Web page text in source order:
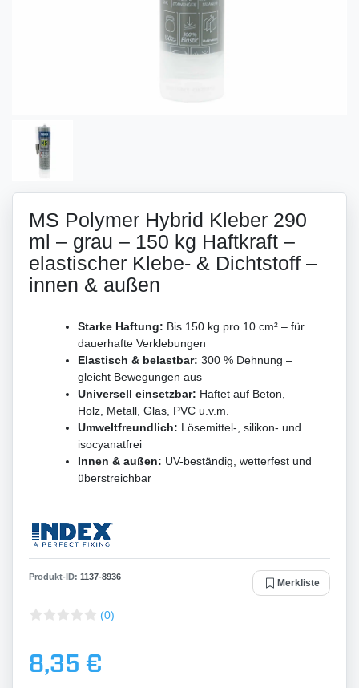
MS Polymer Hybrid Kleber 290
ml – grau – 150 kg Haftkraft –
elastischer Klebe- & Dichtstoff –
innen & außen
Starke Haftung: Bis 150 kg pro 10 cm² – für
dauerhafte Verklebungen
Elastisch & belastbar: 300 % Dehnung –
gleicht Bewegungen aus
Universell einsetzbar: Haftet auf Beton,
Holz, Metall, Glas, PVC u.v.m.
Umweltfreundlich: Lösemittel-, silikon- und
isocyanatfrei
Innen & außen: UV-beständig, wetterfest und
überstreichbar
Produkt-ID: 1137-8936
Merkliste
(0)
8,35 €